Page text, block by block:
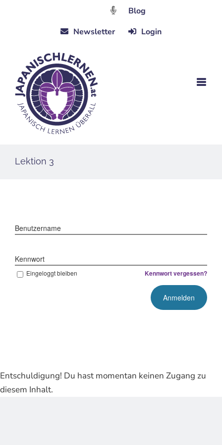
Blog
Newsletter
Login
Lektion 3
Benutzername
Kennwort
Eingeloggt bleiben Kennwort vergessen?
Entschuldigung! Du hast momentan keinen Zugang zu
diesem Inhalt.